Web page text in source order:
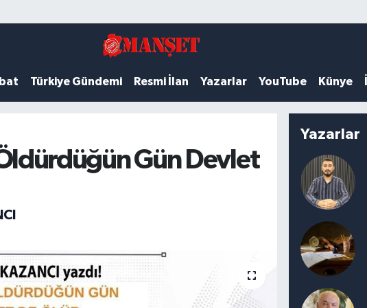
Türkiye Gündemi Resmi İlan Yazarlar YouTube Künye
Gün Devlet
Yazarlar